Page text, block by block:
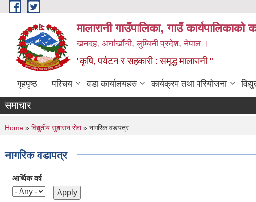
Skip to main content
मालारानी गाउँपालिका, गाउँ कार्यपालिकाको
खनदह, अर्घाखाँची, लुम्बिनी प्रदेश, नेपाल ।
"कृषि, पर्यटन र सहकारी : समृद्ध मालारानी "
गृहपृष्ठ परिचय वडा कार्यालयहरु कार्यक्रम तथा परियोजना
समाचार
You are here
Home » विद्युतीय सुशासन सेवा» नागरिक वडापत्र
नागरिक वडापत्र
आर्थिक वर्ष